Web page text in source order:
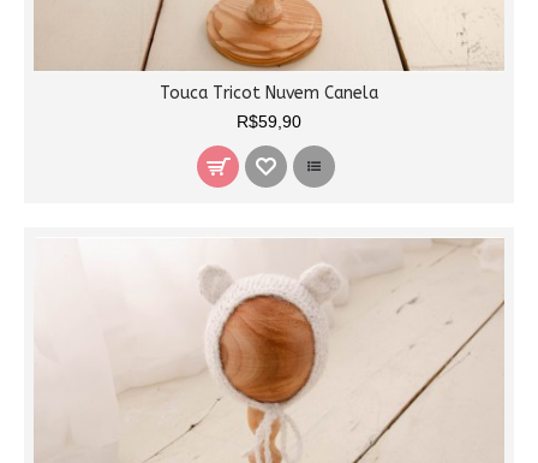
Touca Tricot Nuvem Canela
R$59,90